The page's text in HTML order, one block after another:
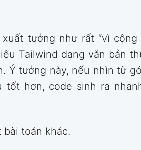
tưởng như rất “vì cộng
Tailwind dạng văn bản
Ý tưởng này, nếu nhìn từ
hơn, code sinh ra
bài toán khác.